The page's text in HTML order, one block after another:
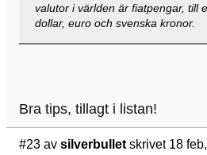
valutor i världen är fiatpengar, till
dollar, euro och svenska kronor.
Bra tips, tillagt i listan!
#23 av silverbullet skrivet 18